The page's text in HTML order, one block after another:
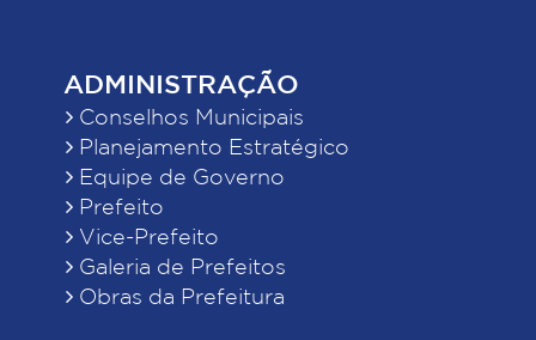
ADMINISTRAÇÃO
Conselhos Municipais
Planejamento Estratégico
Equipe de Governo
Prefeito
Vice-Prefeito
Galeria de Prefeitos
Obras da Prefeitura